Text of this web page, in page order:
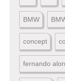
BMW
concept
fernando